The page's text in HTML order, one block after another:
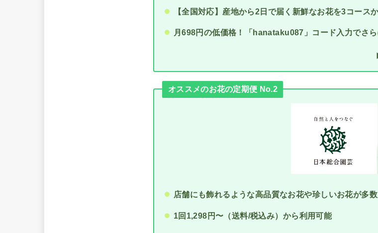
【全国対応】産地から2日で届く新鮮なお花を3コース
月698円の低価格！「hanataku087」コード入力でさ
オススメのお花の定期便 No.2
店舗にも飾れるような高品質なお花や珍しいお花が多数
1回1,298円〜（送料/税込み）から利用可能